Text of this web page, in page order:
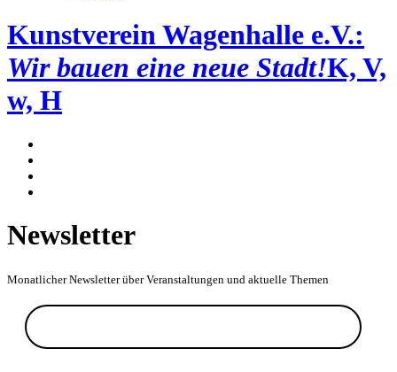
Kunstverein Wagenhalle e.V.:
Wir bauen eine neue Stadt!K, V,
w, H
Newsletter
Monatlicher Newsletter über Veranstaltungen und aktuelle Themen